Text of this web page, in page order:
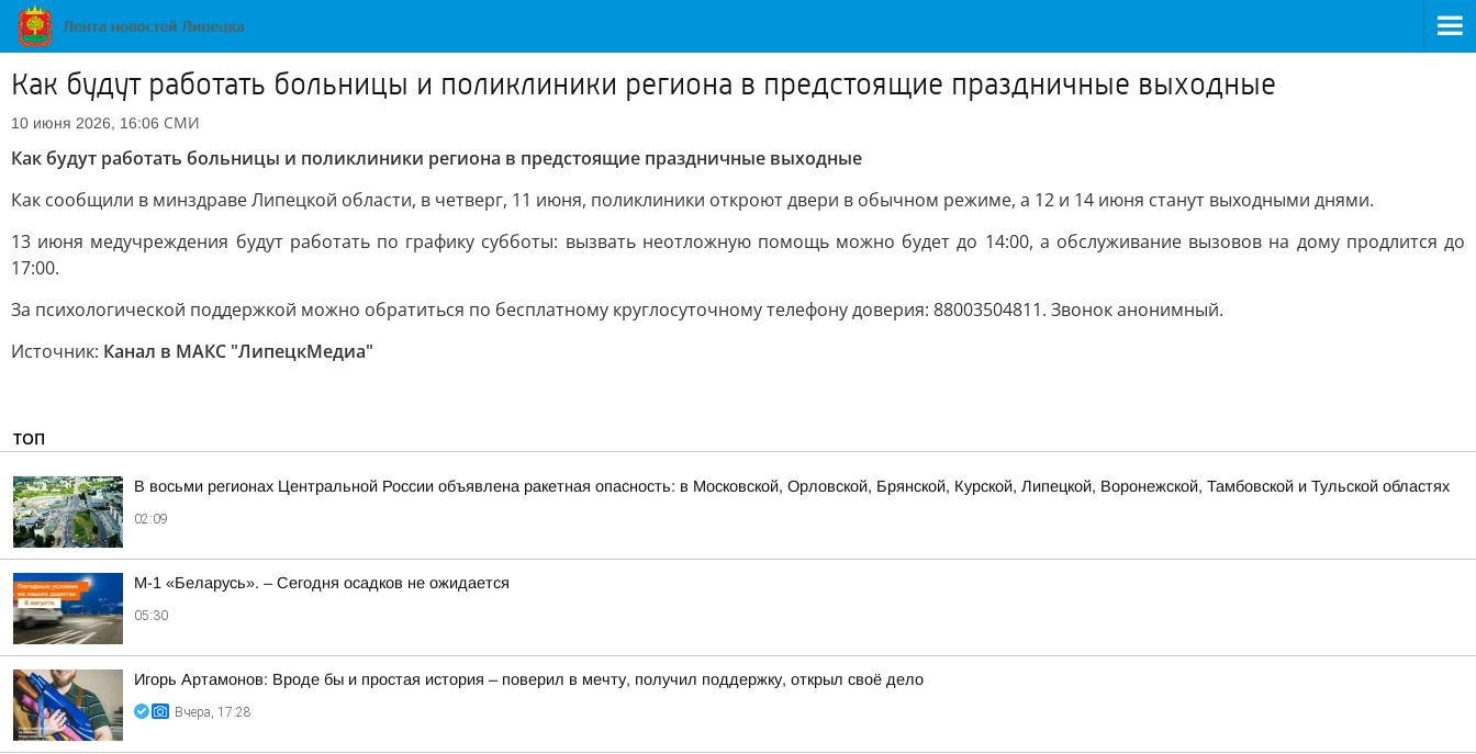
Как будут работать больницы и поликлиники региона в предстоящие праздничные выходные
10 июня 2026, 16:06 СМИ
Как будут работать больницы и поликлиники региона в предстоящие праздничные выходные
Как сообщили в минздраве Липецкой области, в четверг, 11 июня, поликлиники откроют двери в обычном режиме, а 12 и 14 июня станут выходными днями.
13 июня медучреждения будут работать по графику субботы: вызвать неотложную помощь можно будет до 14:00, а обслуживание вызовов на дому продлится до
17:00.
За психологической поддержкой можно обратиться по бесплатному круглосуточному телефону доверия: 88003504811. Звонок анонимный.
Источник: Канал в МАКС "ЛипецкМедиа"
ТОП
В восьми регионах Центральной России объявлена ракетная опасность: в Московской, Орловской, Брянской, Курской, Липецкой, Воронежской, Тамбовской и Тульской областях
02:09
М-1 «Беларусь». – Сегодня осадков не ожидается
05:30
Игорь Артамонов: Вроде бы и простая история – поверил в мечту, получил поддержку, открыл своё дело
Вчера, 17:28